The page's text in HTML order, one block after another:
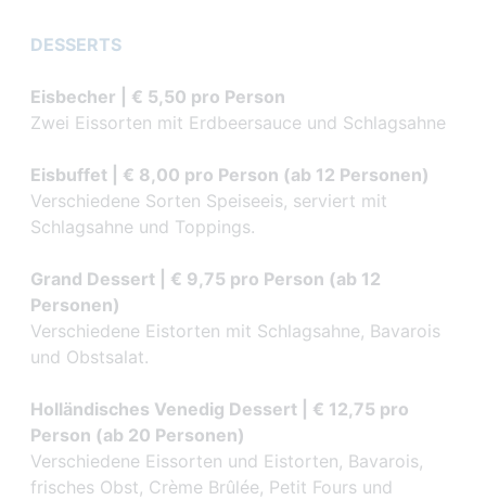
DESSERTS
Eisbecher | € 5,50 pro Person
Zwei Eissorten mit Erdbeersauce und Schlagsahne
Eisbuffet | € 8,00 pro Person (ab 12 Personen)
Verschiedene Sorten Speiseeis, serviert mit
Schlagsahne und Toppings.
Grand Dessert | € 9,75 pro Person (ab 12
Personen)
Verschiedene Eistorten mit Schlagsahne, Bavarois
und Obstsalat.
Holländisches Venedig Dessert | € 12,75 pro
Person (ab 20 Personen)
Verschiedene Eissorten und Eistorten, Bavarois,
frisches Obst, Crème Brûlée, Petit Fours und